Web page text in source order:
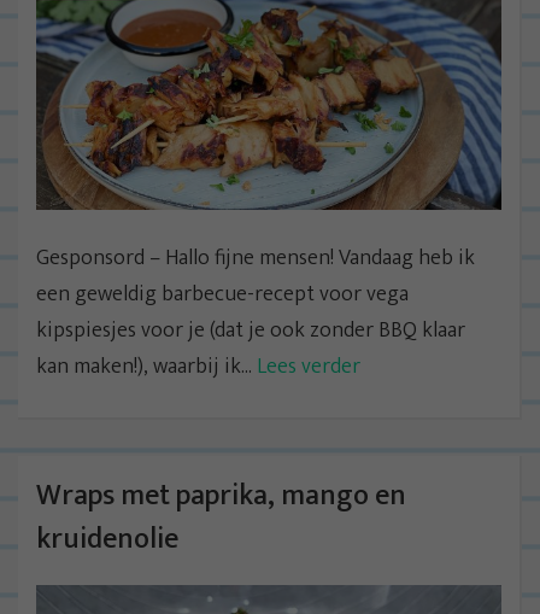
Gesponsord – Hallo fijne mensen! Vandaag heb ik
een geweldig barbecue-recept voor vega
kipspiesjes voor je (dat je ook zonder BBQ klaar
kan maken!), waarbij ik... Lees verder
Wraps met paprika, mango en
kruidenolie